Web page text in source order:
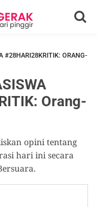
#28HARI28KRITIK: ORANG-
Orang-
opini tentang
hari ini secara